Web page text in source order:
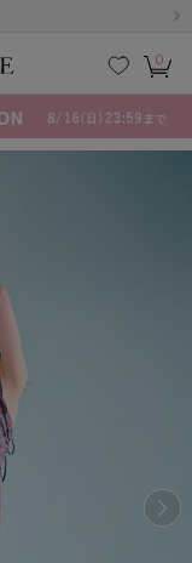
お気
に入
カー
ト
0